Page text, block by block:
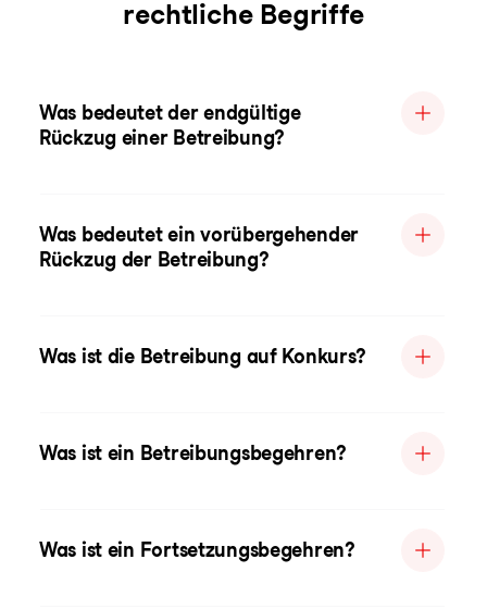
rechtliche Begriffe
Was bedeutet der endgültige
Rückzug einer Betreibung?
Was bedeutet ein vorübergehender
Rückzug der Betreibung?
Was ist die Betreibung auf Konkurs?
Was ist ein Betreibungsbegehren?
Was ist ein Fortsetzungsbegehren?